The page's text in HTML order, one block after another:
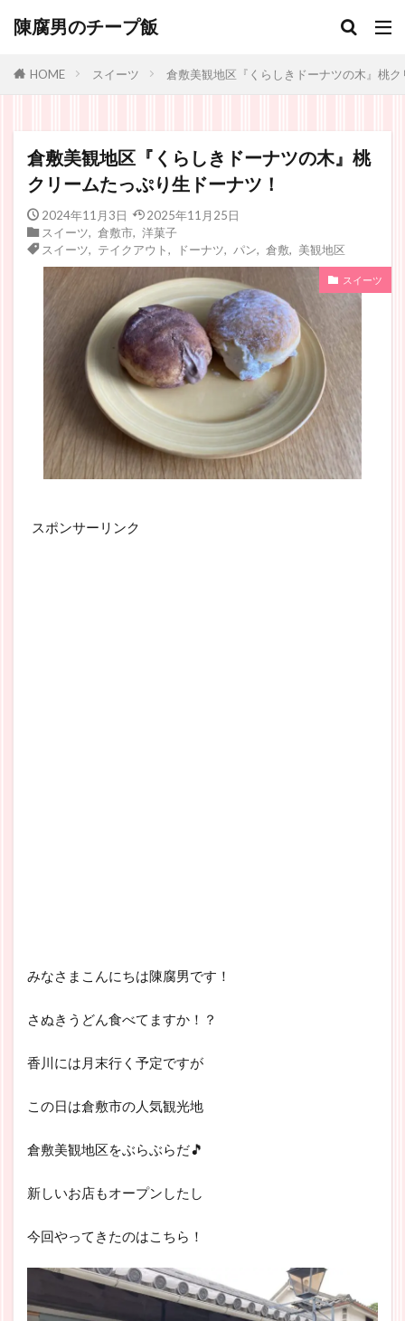
陳腐男のチープ飯
HOME スイーツ 倉敷美観地区『くらしきドーナツの木』桃
倉敷美観地区『くらしきドーナツの木』桃
クリームたっぷり生ドーナツ！
2024年11月3日
2025年11月25日
スイーツ
倉敷市, 洋菓子
スイーツ
テイクアウト ドーナツ パン 倉敷, 美観地区
スイーツ
スポンサーリンク
みなさまこんにちは陳腐男です！
さぬきうどん食べてますか！？
香川には月末行く予定ですが
この日は倉敷市の人気観光地
倉敷美観地区をぶらぶらだ🎵
新しいお店もオープンしたし
今回やってきたのはこちら！